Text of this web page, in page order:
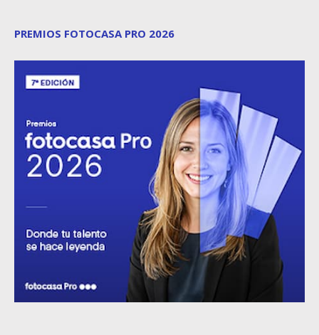
PREMIOS FOTOCASA PRO 2026